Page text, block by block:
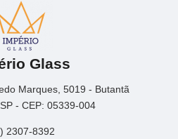
Glass
Marques, 5019 - Butantã
- CEP: 05339-004
2307-8392